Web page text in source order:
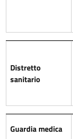
Distretto
sanitario
Guardia medica